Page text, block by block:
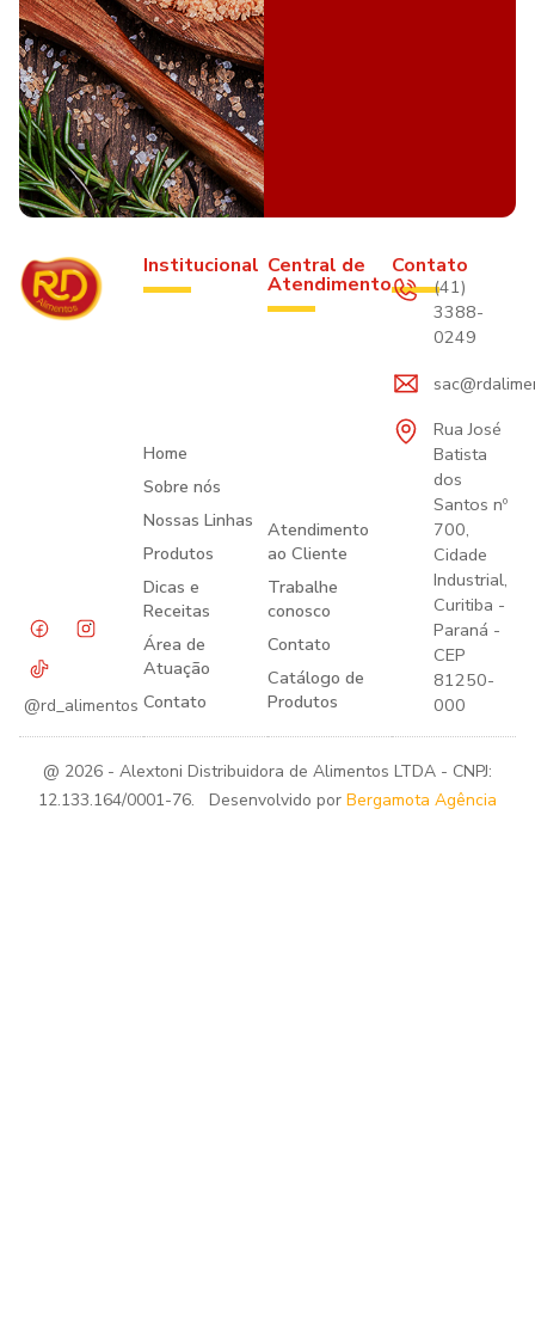
@rd_alimentos
Institucional
Home
Sobre nós
Nossas Linhas
Produtos
Dicas e
Receitas
Área de
Atuação
Contato
Central de
Atendimento
Atendimento
ao Cliente
Trabalhe
conosco
Contato
Catálogo de
Produtos
Contato
(41)
3388-
0249
Rua José
Batista
dos
Santos nº
700,
Cidade
Industrial,
Curitiba -
Paraná -
CEP
81250-
000
@ 2026 - Alextoni Distribuidora de Alimentos LTDA - CNPJ:
12.133.164/0001-76. Desenvolvido por Bergamota Agência